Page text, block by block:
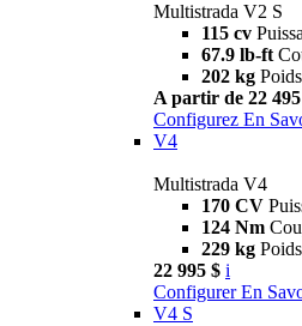
Multistrada V2 S
115 cv
67.9 lb-ft
202 kg
A partir de 22
Configurez En
V4
Multistrada V4
170 CV
124 Nm
229 kg
22 995 $ i
Configurer En
V4 S